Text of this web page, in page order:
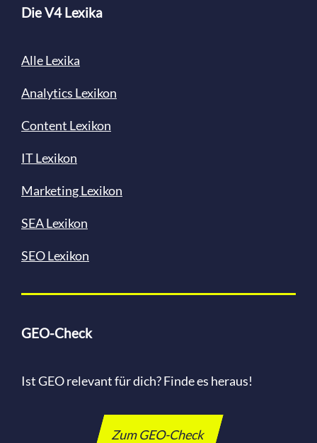
Die V4 Lexika
Alle Lexika
Analytics Lexikon
Content Lexikon
IT Lexikon
Marketing Lexikon
SEA Lexikon
SEO Lexikon
GEO-Check
Ist GEO relevant für dich? Finde es heraus!
Zum GEO-Check